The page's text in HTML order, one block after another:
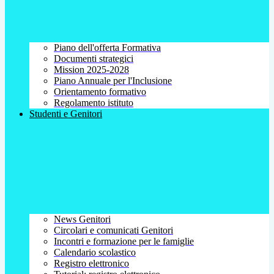
Piano dell'offerta Formativa
Documenti strategici
Mission 2025-2028
Piano Annuale per l'Inclusione
Orientamento formativo
Regolamento istituto
Studenti e Genitori
News Genitori
Circolari e comunicati Genitori
Incontri e formazione per le famiglie
Calendario scolastico
Registro elettronico